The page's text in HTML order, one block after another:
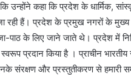
उन्होंने कहा कि प्रदेश के धार्मिक,
रही हैं। प्रदेश के प्रमुख नगरों के मुख्य
के लिए जाने जाते थे। प्रदेश में
प्रदान किया है । प्राचीन
संरक्षण और प्रस्तुतीकरण से हमारी